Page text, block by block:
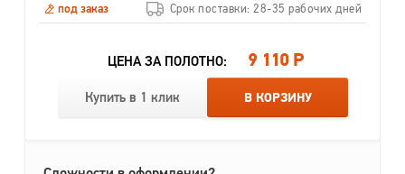
под заказ Срок поставки: 28-35 рабочих дней
ЦЕНА ЗА ПОЛОТНО: 9 110 Р
Купить в 1 клик В КОРЗИНУ